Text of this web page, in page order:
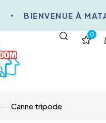
BIENVENUE À
0
Canne tripode